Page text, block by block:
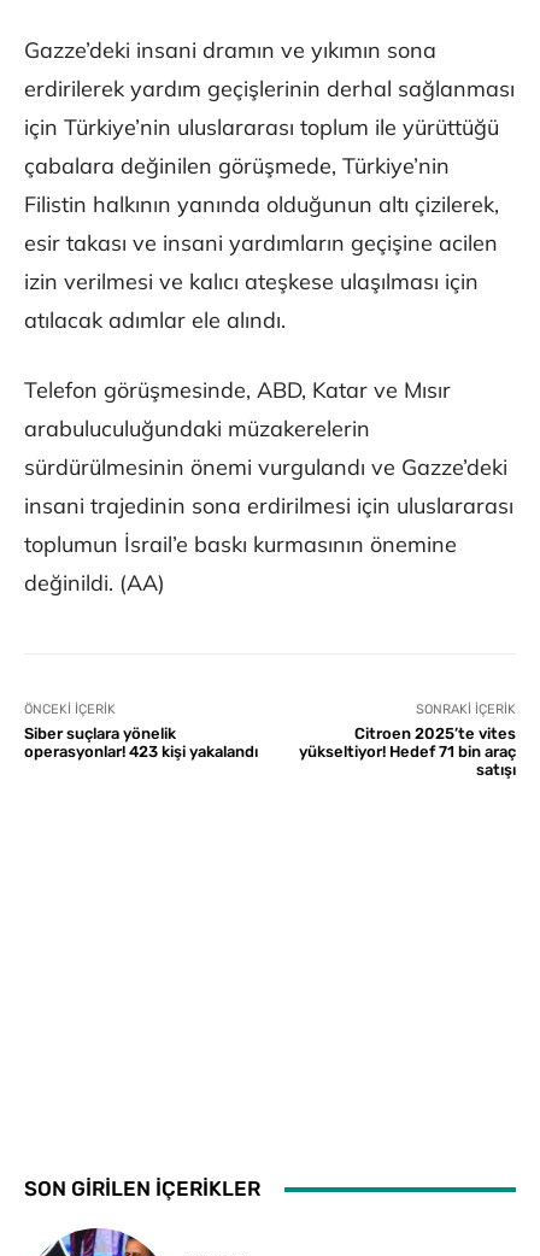
Gazze’deki insani dramın ve yıkımın sona
erdirilerek yardım geçişlerinin derhal sağlanması
için Türkiye’nin uluslararası toplum ile yürüttüğü
çabalara değinilen görüşmede, Türkiye’nin
Filistin halkının yanında olduğunun altı çizilerek,
esir takası ve insani yardımların geçişine acilen
izin verilmesi ve kalıcı ateşkese ulaşılması için
atılacak adımlar ele alındı.
Telefon görüşmesinde, ABD, Katar ve Mısır
arabuluculuğundaki müzakerelerin
sürdürülmesinin önemi vurgulandı ve Gazze’deki
insani trajedinin sona erdirilmesi için uluslararası
toplumun İsrail’e baskı kurmasının önemine
değinildi. (AA)
ÖNCEKI İÇERIK
Siber suçlara yönelik
operasyonlar! 423 kişi yakalandı
SONRAKI İÇERIK
Citroen 2025’te vites
yükseltiyor! Hedef 71 bin araç
satışı
SON GİRİLEN İÇERİKLER